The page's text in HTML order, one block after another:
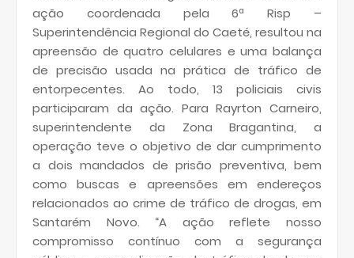
ação coordenada pela 6ª Risp –
Superintendência Regional do Caeté, resultou na
apreensão de quatro celulares e uma balança
de precisão usada na prática de tráfico de
entorpecentes. Ao todo, 13 policiais civis
participaram da ação. Para Rayrton Carneiro,
superintendente da Zona Bragantina, a
operação teve o objetivo de dar cumprimento
a dois mandados de prisão preventiva, bem
como buscas e apreensões em endereços
relacionados ao crime de tráfico de drogas, em
Santarém Novo. “A ação reflete nosso
compromisso contínuo com a segurança